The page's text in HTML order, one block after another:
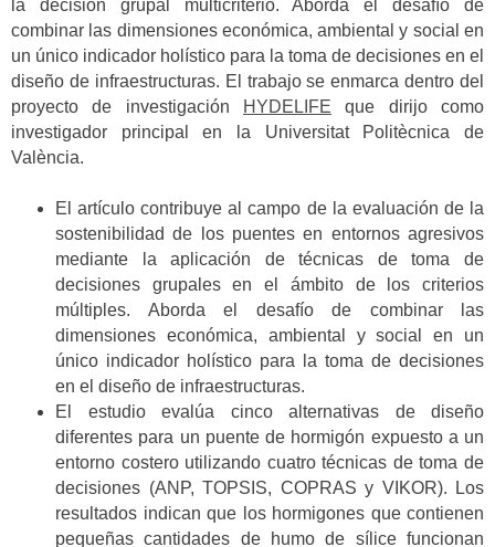
la decisión grupal multicriterio. Aborda el desafío de
combinar las dimensiones económica, ambiental y social en
un único indicador holístico para la toma de decisiones en el
diseño de infraestructuras. El trabajo se enmarca dentro del
proyecto de investigación
HYDELIFE que dirijo como
investigador principal en la Universitat Politècnica de
València.
El artículo contribuye al campo de la evaluación de la
sostenibilidad de los puentes en entornos agresivos
mediante la aplicación de técnicas de toma de
decisiones grupales en el ámbito de los criterios
múltiples. Aborda el desafío de combinar las
dimensiones económica, ambiental y social en un
único indicador holístico para la toma de decisiones
en el diseño de infraestructuras.
El estudio evalúa cinco alternativas de diseño
diferentes para un puente de hormigón expuesto a un
entorno costero utilizando cuatro técnicas de toma de
decisiones (ANP, TOPSIS, COPRAS y VIKOR). Los
resultados indican que los hormigones que contienen
pequeñas cantidades de humo de sílice funcionan